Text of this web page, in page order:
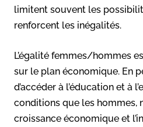
limitent souvent les
renforcent les inégalités.
L’égalité femmes/hommes
sur le plan économique. En
d’accéder à l’éducation et à
conditions que les hommes,
croissance économique et